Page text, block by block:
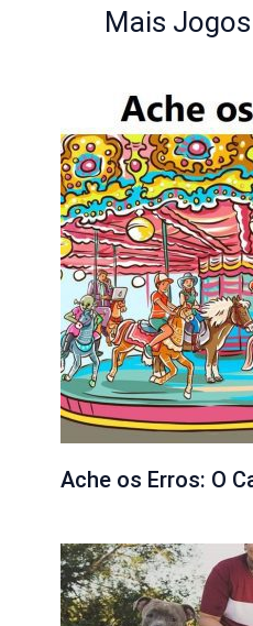
Mais
Ache os Erros: O